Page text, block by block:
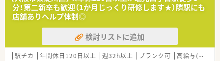
います。
■1,200品目以上の医薬品を採用する面対応の調剤薬局であり、
外来調剤に加えて居宅や施設への丁寧な在宅業務も実施してい
ます。
【想定される業務内容】
■処方箋に基づく正確な調剤や入念な監査をはじめ、患者様の健
分！第二新卒も歓迎（1か月じっくり研修します★）隣駅にも
店舗ありヘルプ体制◎
検討リストに追加
駅チカ 年間休日120日以上 週32h以上 ブランク可 高給与(600万円以上)